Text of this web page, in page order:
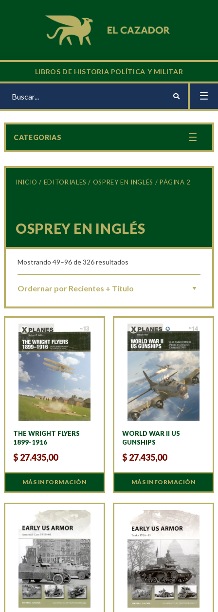
LIBROS DE HISTORIA POLÍTICA Y MILITAR
INICIO / EDITORIALES / OSPREY EN INGLÉS / PÁGINA 2
OSPREY EN INGLÉS
Mostrando 49–96 de 326 resultados
THE WRIGHT FLYERS
1899-1916
$ 27.435,00
MÁS INFORMACIÓN
WORLD WAR II US
GUNSHIPS
$ 27.435,00
MÁS INFORMACIÓN
CATEGORIAS